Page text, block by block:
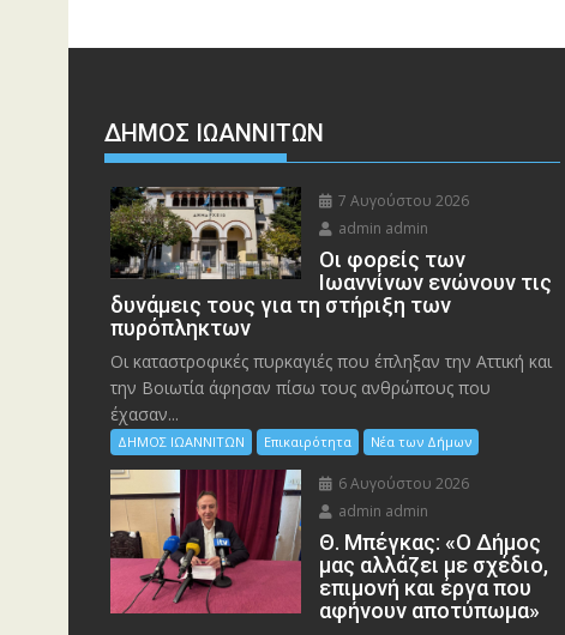
ΔΗΜΟΣ ΙΩΑΝΝΙΤΩΝ
7 Αυγούστου 2026
admin admin
Οι φορείς των
Ιωαννίνων ενώνουν τις
δυνάμεις τους για τη στήριξη των
πυρόπληκτων
Οι καταστροφικές πυρκαγιές που έπληξαν την Αττική και
την Bοιωτία άφησαν πίσω τους ανθρώπους που
έχασαν...
ΔΗΜΟΣ ΙΩΑΝΝΙΤΩΝ Επικαιρότητα Νέα των Δήμων
6 Αυγούστου 2026
admin admin
Θ. Μπέγκας: «Ο Δήμος
μας αλλάζει με σχέδιο,
επιμονή και έργα που
αφήνουν αποτύπωμα»